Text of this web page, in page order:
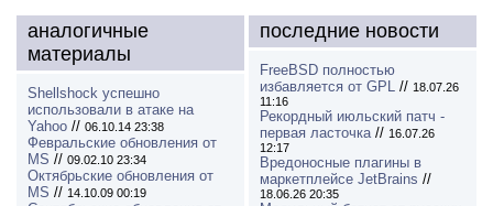
аналогичные
материалы
Shellshock успешно
использовали в атаке на
Yahoo // 06.10.14 23:38
Февральские обновления от
MS // 09.02.10 23:34
Октябрьские обновления от
MS // 14.10.09 00:19
последние новости
FreeBSD полностью
избавляется от GPL // 18.07.26
11:16
Рекордный июльский патч -
первая ласточка// 16.07.26
12:17
Вредоносные плагины в
маркетплейсе JetBrains //
18.06.26 20:35